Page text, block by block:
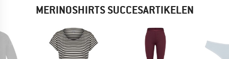
MERINOSHIRTS SUCCESARTIKELEN